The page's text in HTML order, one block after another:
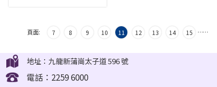
頁面: …
7 8 9 10 11 12 13 14 15 …
地址：九龍新蒲崗太子道 596 號
電話：2259 6000